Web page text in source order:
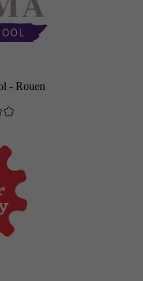
- Rouen